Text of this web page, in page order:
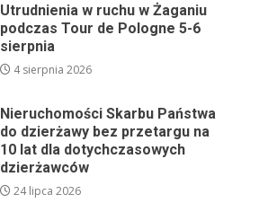
Utrudnienia w ruchu w Żaganiu
podczas Tour de Pologne 5-6
sierpnia
4 sierpnia 2026
Nieruchomości Skarbu Państwa
do dzierżawy bez przetargu na
10 lat dla dotychczasowych
dzierżawców
24 lipca 2026